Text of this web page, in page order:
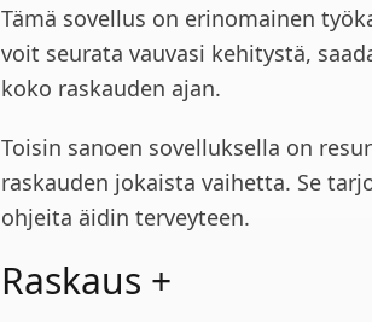
Tämä sovellus on erinomainen
voit seurata vauvasi kehitystä,
koko raskauden ajan.
Toisin sanoen sovelluksella on
raskauden jokaista vaihetta. Se
ohjeita äidin terveyteen.
Raskaus +